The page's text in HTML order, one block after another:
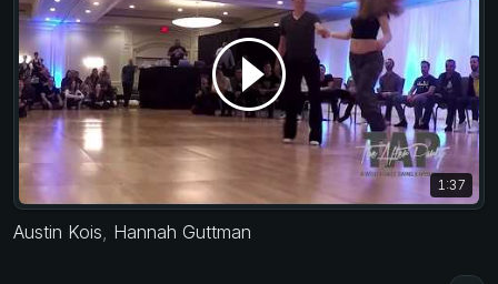
1:37
Austin Kois Hannah Guttman